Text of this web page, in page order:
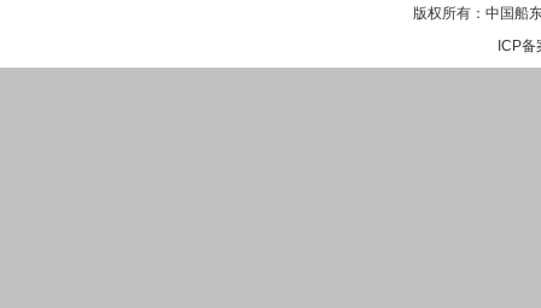
版权所有：中国船
ICP